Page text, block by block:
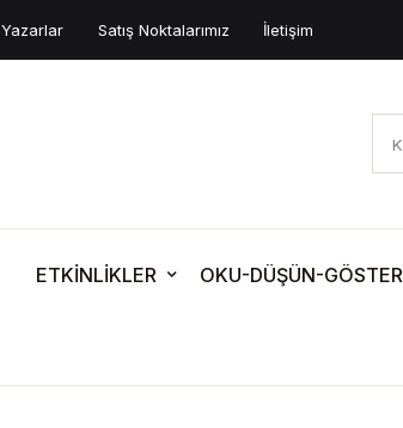
Yazarlar Satış Noktalarımız İletişim
ETKİNLİKLER OKU-DÜŞÜN-GÖSTER